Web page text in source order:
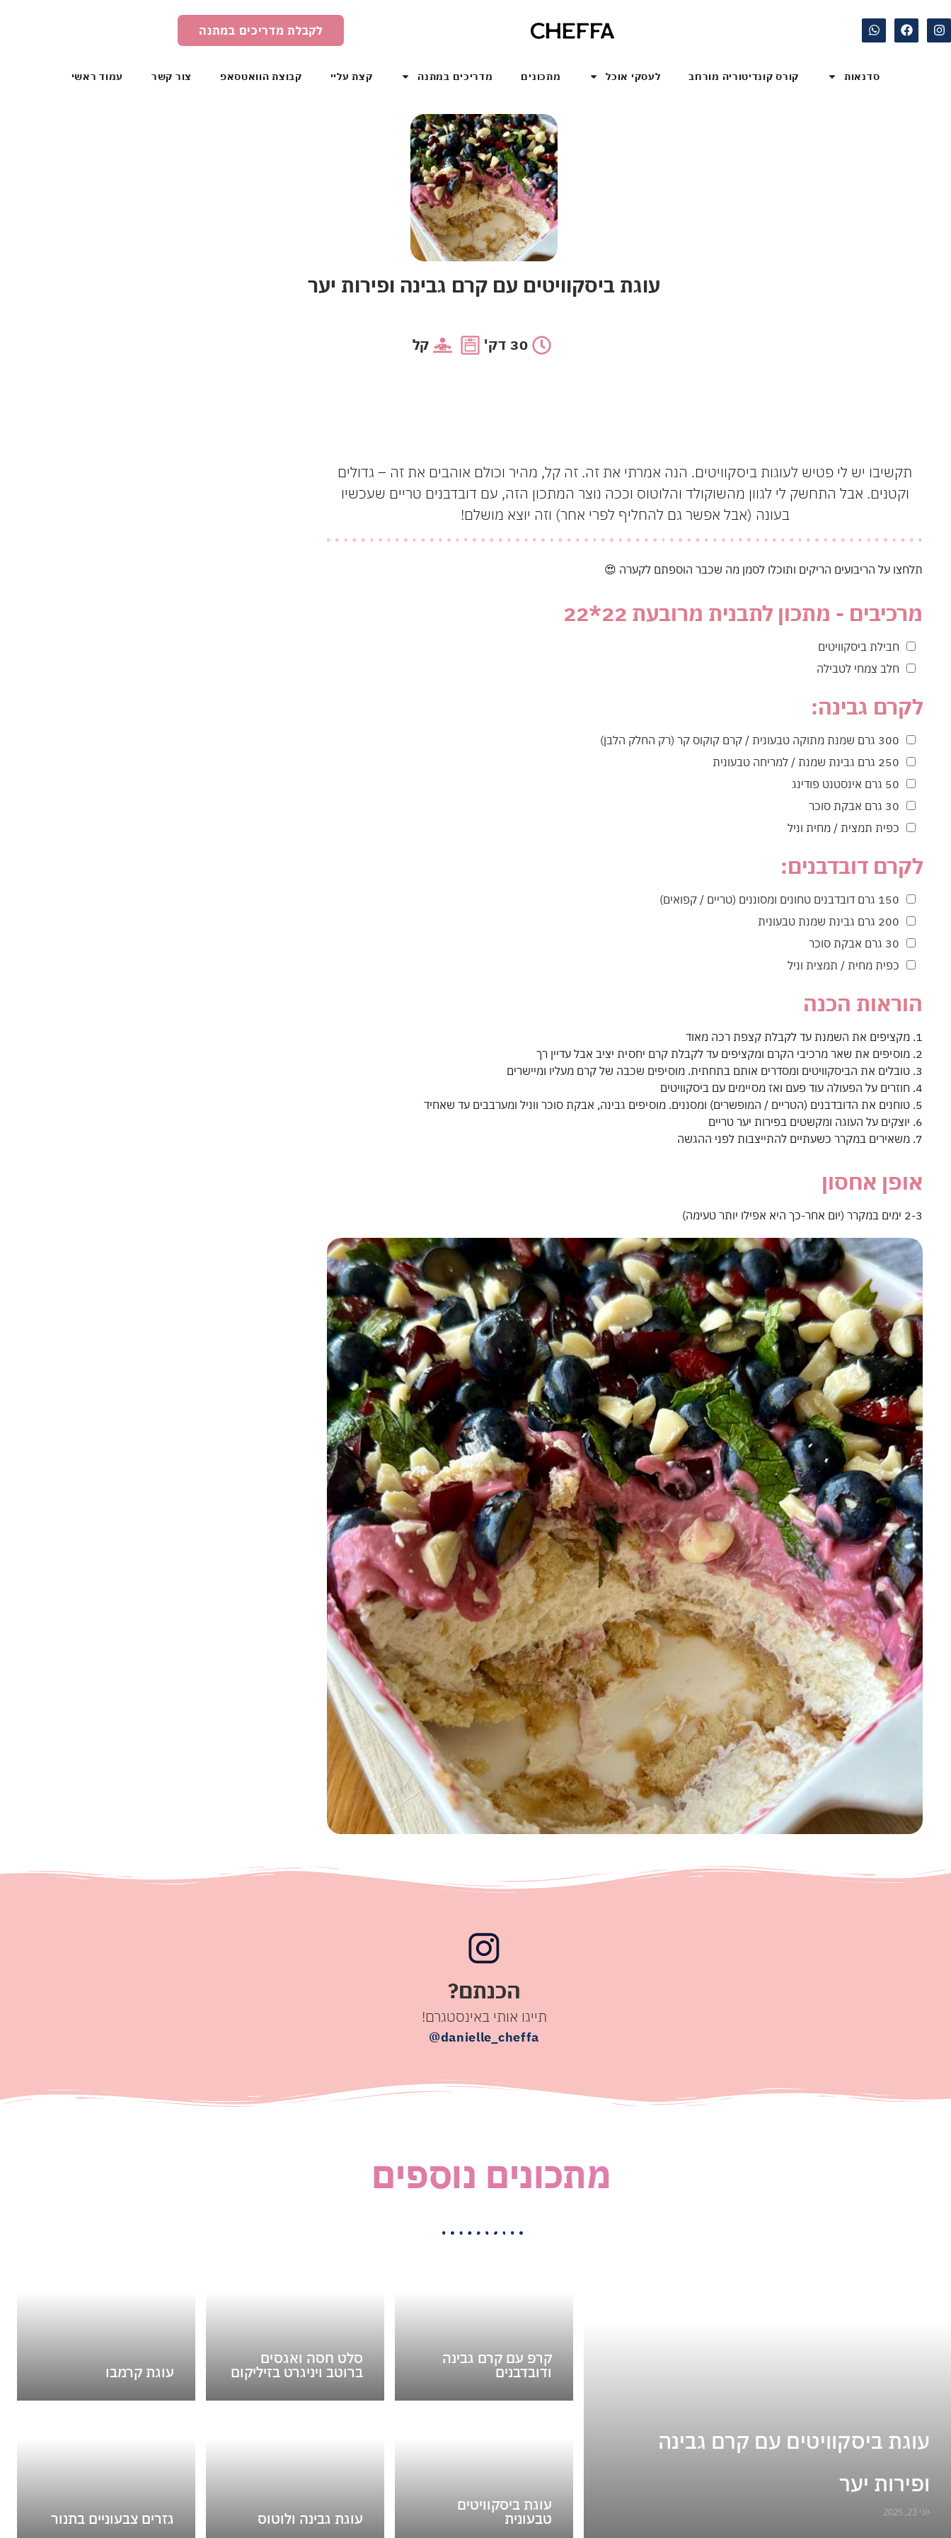
לקבלת מדריכים במתנה
סדנאות קורס קונדיטוריה מורחב לעסקי אוכל מתכונים מדריכים במתנה קצת עליי קבוצת הוואטסאפ צור קשר עמוד ראשי
עוגת ביסקוויטים עם קרם גבינה ופירות יער
30 דק' קל
תקשיבו יש לי פטיש לעוגות ביסקוויטים. הנה אמרתי את זה. זה קל, מהיר וכולם אוהבים את זה – גדולים
וקטנים. אבל התחשק לי לגוון מהשוקולד והלוטוס וככה נוצר המתכון הזה, עם דובדבנים טריים שעכשיו
בעונה (אבל אפשר גם להחליף לפרי אחר) וזה יוצא מושלם!
תלחצו על הריבועים הריקים ותוכלו לסמן מה שכבר הוספתם לקערה 😍
מרכיבים - מתכון לתבנית מרובעת 22*22
חבילת ביסקוויטים
חלב צמחי לטבילה
לקרם גבינה:
300 גרם שמנת מתוקה טבעונית / קרם קוקוס קר (רק החלק הלבן)
250 גרם גבינת שמנת / למריחה טבעונית
50 גרם אינסטנט פודינג
30 גרם אבקת סוכר
כפית תמצית / מחית וניל
לקרם דובדבנים:
150 גרם דובדבנים טחונים ומסוננים (טריים / קפואים)
200 גרם גבינת שמנת טבעונית
30 גרם אבקת סוכר
כפית מחית / תמצית וניל
הוראות הכנה
1. מקציפים את השמנת עד לקבלת קצפת רכה מאוד
2. מוסיפים את שאר מרכיבי הקרם ומקציפים עד לקבלת קרם יחסית יציב אבל עדיין רך
3. טובלים את הביסקוויטים ומסדרים אותם בתחתית. מוסיפים שכבה של קרם מעליו ומיישרים
4. חוזרים על הפעולה עוד פעם ואז מסיימים עם ביסקוויטים
5. טוחנים את הדובדבנים (הטריים / המופשרים) ומסננים. מוסיפים גבינה, אבקת סוכר ווניל ומערבבים עד שאחיד
6. יוצקים על העוגה ומקשטים בפירות יער טריים
7. משאירים במקרר כשעתיים להתייצבות לפני ההגשה
אופן אחסון
2-3 ימים במקרר (יום אחר-כך היא אפילו יותר טעימה)
הכנתם?
תייגו אותי באינסטגרם!
danielle_cheffa@
מתכונים נוספים
עוגת ביסקוויטים עם קרם גבינה
ופירות יער
יוני 23, 2025
קרפ עם קרם גבינה
ודובדבנים
סלט חסה ואגסים
ברוטב ויניגרט בזיליקום עוגת קרמבו
עוגת ביסקוויטים
טבעונית עוגת גבינה ולוטוס גזרים צבעוניים בתנור